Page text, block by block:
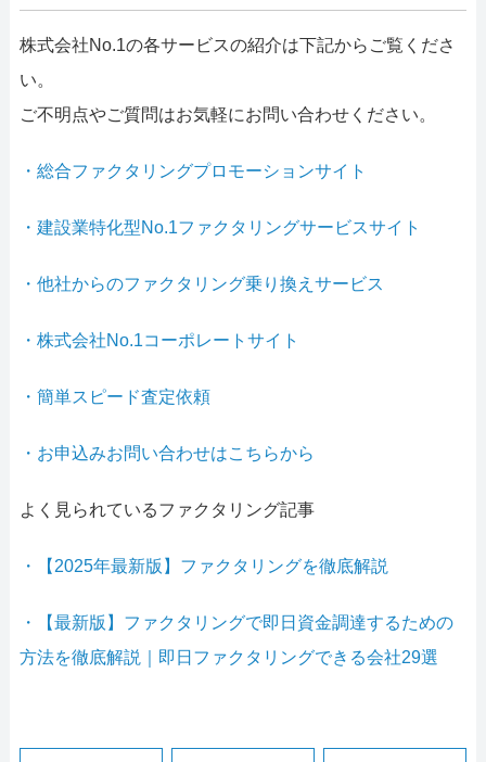
株式会社No.1の各サービスの紹介は下記からご覧くださ
い。
ご不明点やご質問はお気軽にお問い合わせください。
・総合ファクタリングプロモーションサイト
・建設業特化型No.1ファクタリングサービスサイト
・他社からのファクタリング乗り換えサービス
・株式会社No.1コーポレートサイト
・簡単スピード査定依頼
・お申込みお問い合わせはこちらから
よく見られているファクタリング記事
・【2025年最新版】ファクタリングを徹底解説
・【最新版】ファクタリングで即日資金調達するための
方法を徹底解説｜即日ファクタリングできる会社29選